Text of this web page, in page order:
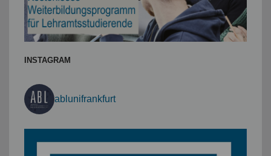
INSTAGRAM
ablunifrankfurt